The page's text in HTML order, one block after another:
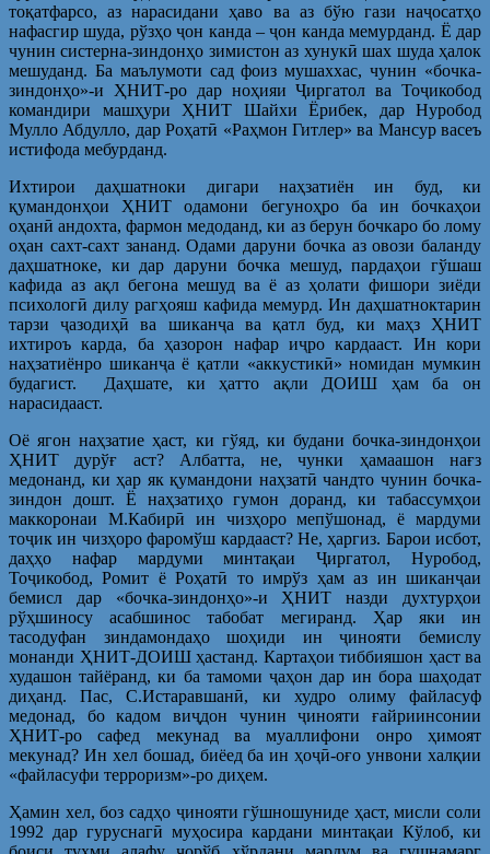
тоқатфарсо, аз нарасидани ҳаво ва аз бўю гази наҷосатҳо
нафасгир шуда, рўзҳо ҷон канда – ҷон канда мемурданд. Ё дар
чунин систерна-зиндонҳо зимистон аз хунукӣ шах шуда ҳалок
мешуданд. Ба маълумоти сад фоиз мушаххас, чунин «бочка-
зиндонҳо»-и ҲНИТ-ро дар ноҳияи Ҷиргатол ва Тоҷикобод
командири машҳури ҲНИТ Шайхи Ёрибек, дар Нуробод
Мулло Абдулло, дар Роҳатӣ «Раҳмон Гитлер» ва Мансур васеъ
истифода мебурданд.
Ихтирои даҳшатноки дигари наҳзатиён ин буд, ки
қумандонҳои ҲНИТ одамони бегуноҳро ба ин бочкаҳои
оҳанӣ андохта, фармон медоданд, ки аз берун бочкаро бо лому
оҳан сахт-сахт зананд. Одами даруни бочка аз овози баланду
даҳшатноке, ки дар даруни бочка мешуд, пардаҳои гўшаш
кафида аз ақл бегона мешуд ва ё аз ҳолати фишори зиёди
психологӣ дилу рагҳояш кафида мемурд. Ин даҳшатноктарин
тарзи ҷазодиҳӣ ва шиканҷа ва қатл буд, ки маҳз ҲНИТ
ихтироъ карда, ба ҳазорон нафар иҷро кардааст. Ин кори
наҳзатиёнро шиканҷа ё қатли «аккустикӣ» номидан мумкин
будагист. Даҳшате, ки ҳатто ақли ДОИШ ҳам ба он
нарасидааст.
Оё ягон наҳзатие ҳаст, ки гўяд, ки будани бочка-зиндонҳои
ҲНИТ дурўғ аст? Албатта, не, чунки ҳамаашон нағз
медонанд, ки ҳар як қумандони наҳзатӣ чандто чунин бочка-
зиндон дошт. Ё наҳзатиҳо гумон доранд, ки табассумҳои
маккоронаи М.Кабирӣ ин чизҳоро мепўшонад, ё мардуми
тоҷик ин чизҳоро фаромўш кардааст? Не, ҳаргиз. Барои исбот,
даҳҳо нафар мардуми минтақаи Ҷиргатол, Нуробод,
Тоҷикобод, Ромит ё Роҳатӣ то имрўз ҳам аз ин шиканҷаи
бемисл дар «бочка-зиндонҳо»-и ҲНИТ назди духтурҳои
рўҳшиносу асабшинос табобат мегиранд. Ҳар яки ин
тасодуфан зиндамондаҳо шоҳиди ин ҷинояти бемислу
монанди ҲНИТ-ДОИШ ҳастанд. Картаҳои тиббияшон ҳаст ва
худашон тайёранд, ки ба тамоми ҷаҳон дар ин бора шаҳодат
диҳанд. Пас, С.Истаравшанӣ, ки худро олиму файласуф
медонад, бо кадом виҷдон чунин ҷинояти ғайриинсонии
ҲНИТ-ро сафед мекунад ва муаллифони онро ҳимоят
мекунад? Ин хел бошад, биёед ба ин ҳоҷӣ-оғо унвони халқии
«файласуфи терроризм»-ро диҳем.
Ҳамин хел, боз садҳо ҷинояти гўшношуниде ҳаст, мисли соли
1992 дар гуруснагӣ муҳосира кардани минтақаи Кўлоб, ки